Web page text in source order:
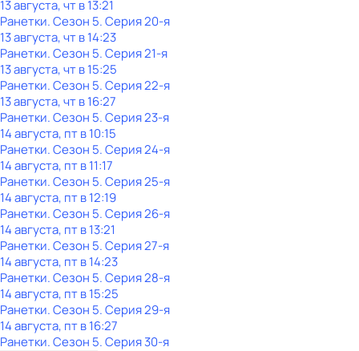
13 августа, чт в 13:21
Ранетки. Сезон 5. Серия 20-я
13 августа, чт в 14:23
Ранетки. Сезон 5. Серия 21-я
13 августа, чт в 15:25
Ранетки. Сезон 5. Серия 22-я
13 августа, чт в 16:27
Ранетки. Сезон 5. Серия 23-я
14 августа, пт в 10:15
Ранетки. Сезон 5. Серия 24-я
14 августа, пт в 11:17
Ранетки. Сезон 5. Серия 25-я
14 августа, пт в 12:19
Ранетки. Сезон 5. Серия 26-я
14 августа, пт в 13:21
Ранетки. Сезон 5. Серия 27-я
14 августа, пт в 14:23
Ранетки. Сезон 5. Серия 28-я
14 августа, пт в 15:25
Ранетки. Сезон 5. Серия 29-я
14 августа, пт в 16:27
Ранетки. Сезон 5. Серия 30-я